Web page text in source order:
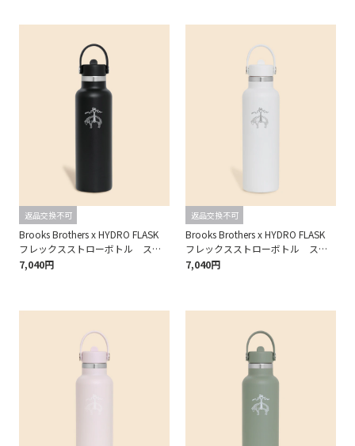
返品交換不可
Brooks Brothers x HYDRO FLASK
フレックスストローボトル スタ
ンダードマウス 21oz
7,040円
返品交換不可
Brooks Brothers x HYDRO FLASK
フレックスストローボトル スタ
ンダードマウス 21oz
7,040円